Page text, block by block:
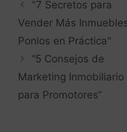
Marketing Inmobiliario
para Promotores”
Deja un comentario